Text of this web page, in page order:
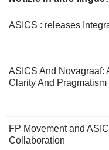
ASICS : releases
ASICS And Novagraaf:
Clarity And Pragmatism
FP Movement and
Collaboration